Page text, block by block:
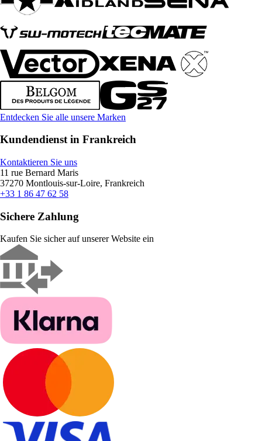
Entdecken Sie alle unsere Marken
Kundendienst in Frankreich
Kontaktieren Sie uns
11 rue Bernard Maris
37270 Montlouis-sur-Loire, Frankreich
+33 1 86 47 62 58
Sichere Zahlung
Kaufen Sie sicher auf unserer Website ein